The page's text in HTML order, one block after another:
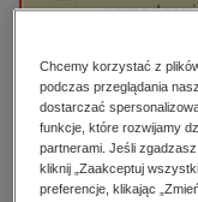
dzienniki
edukacja
hobby, sport,
komputery,
High-contrast mode
Polecane
Chcemy korzystać z
podczas przeglądania
dostarczać
funkcje, które rozwijamy
partnerami. Jeśli
kliknij „Zaakceptuj
preferencje, klikając